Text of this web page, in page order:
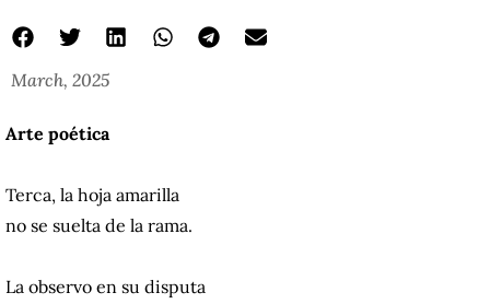
March, 2025
Arte poética
Terca, la hoja amarilla
no se suelta de la rama.
La observo en su disputa